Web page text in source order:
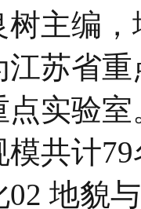
主编
苏省
点实验
共计
地貌